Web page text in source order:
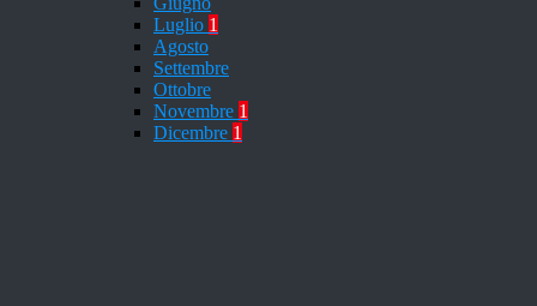
Luglio 1
Agosto
Settembre
Ottobre
Novembre 1
Dicembre 1